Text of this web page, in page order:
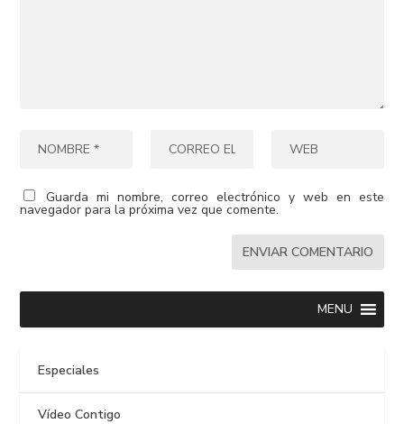
Guarda mi nombre, correo electrónico y web en este
navegador para la próxima vez que comente.
MENU
Especiales
Vídeo Contigo